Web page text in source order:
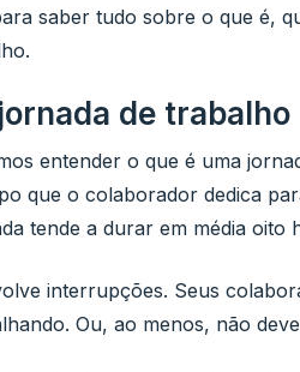
saber tudo sobre o que é,
de trabalho
entender o que é uma
que o colaborador dedica
tende a durar em média oito
interrupções. Seus
Ou, ao menos, não